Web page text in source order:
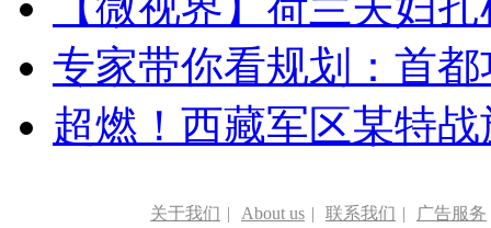
专家带你看规划：首
超燃！西藏军区某特
关于我们 | About us | 联系我们 | 广告服务